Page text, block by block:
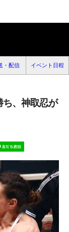
・配信 イベント日程
ち、神取忍が